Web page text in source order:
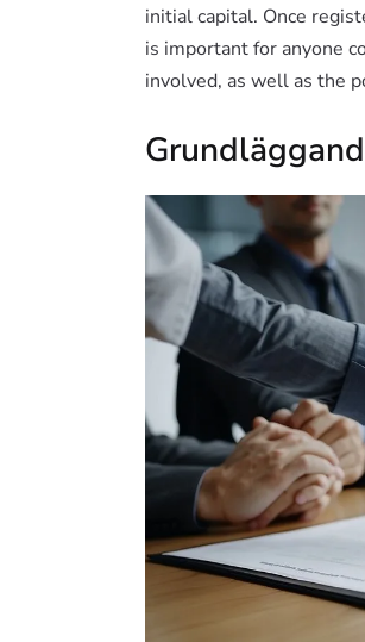
initial capital. Once
is important for anyone
involved, as well as the